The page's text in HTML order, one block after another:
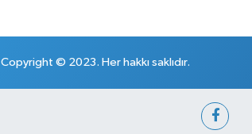
Copyright © 2023. Her hakkı saklıdır.